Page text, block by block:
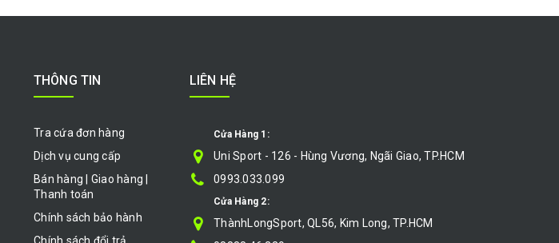
THÔNG TIN
Tra cứa đơn hàng
Dịch vụ cung cấp
Bán hàng | Giao hàng |
Thanh toán
Chính sách bảo hành
LIÊN HỆ
Cửa Hàng 1:
Uni Sport - 126 - Hùng Vương, Ngãi Giao, TP.HCM
0993.033.099
Cửa Hàng 2:
ThànhLongSport, QL56, Kim Long, TP.HCM